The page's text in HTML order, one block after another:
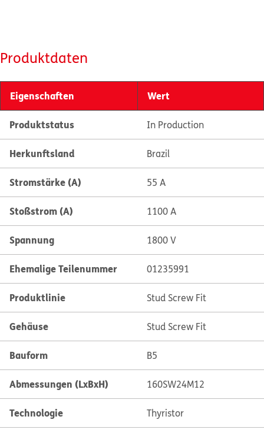
Produktdaten
Eigenschaften Wert
Produktstatus In Production
Herkunftsland Brazil
Stromstärke (A) 55 A
Stoßstrom (A) 1100 A
Spannung 1800 V
Ehemalige Teilenummer 01235991
Produktlinie Stud Screw Fit
Gehäuse Stud Screw Fit
Bauform B5
Abmessungen (LxBxH) 160SW24M12
Technologie Thyristor